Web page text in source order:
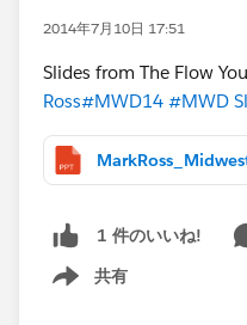
2014年7月10日 17:51
Slides from The Flow
Ross#MWD14 #MWD
1 件のいいね!
共有
Show menu